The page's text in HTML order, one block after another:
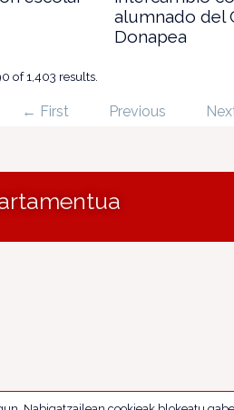
alumnado del
Donapea
of 1,403 results.
← First Previous